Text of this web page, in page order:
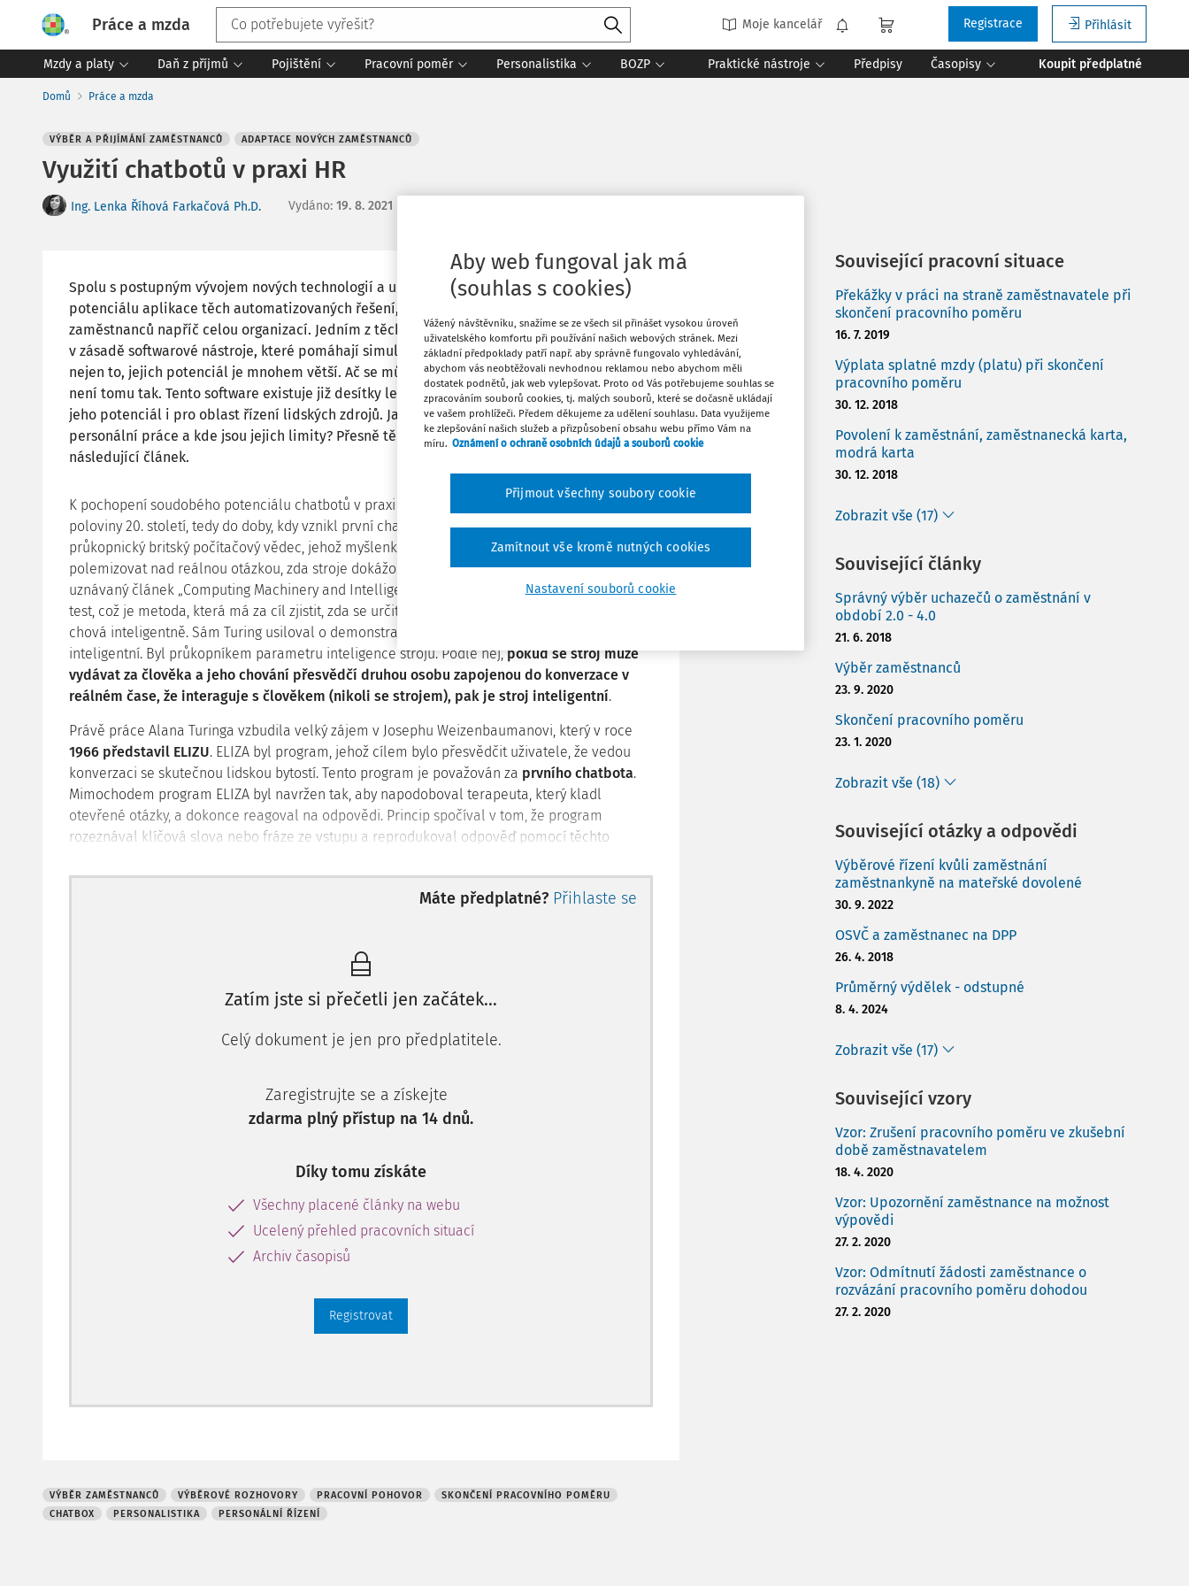
Práce a mzda Moje kancelář Přihlásit
Registrace
Mzdy a platy Daň z příjmů Pojištění Pracovní poměr Personalistika BOZP Praktické nástroje Předpisy Časopisy Koupit předplatné
Domů Práce a mzda
VÝBĚR A PŘIJÍMÁNÍ ZAMĚSTNANCŮ ADAPTACE NOVÝCH ZAMĚSTNANCŮ
Využití chatbotů v praxi HR
Ing. Lenka Říhová Farkačová Ph.D. Vydáno: 19. 8. 2021
Spolu s postupným vývojem nových technologií a umělé inteligence dochází k růstu
potenciálu aplikace těch automatizovaných řešení, která mohou ulehčit každodenní práci
zaměstnanců napříč celou organizací. Jedním z těchto řešení jsou i chatboti. Chatboti jsou
v zásadě softwarové nástroje, které pomáhají simulovat lidskou konverzaci (chatování), ale
nejen to, jejich potenciál je mnohem větší. Ač se může zdát, že chatboti jsou novinkou,
není tomu tak. Tento software existuje již desítky let, ovšem až nyní je možné plně využít
jeho potenciál i pro oblast řízení lidských zdrojů. Jak konkrétně chatboty využít v rámci
personální práce a kde jsou jejich limity? Přesně těmito otázkami se bude zabývat
následující článek.
K pochopení soudobého potenciálu chatbotů v praxi HR je vhodné ohlédnout se zpátky do 2.
poloviny 20. století, tedy do doby, kdy vznikl první chatbot. Právě v tomto období Alan Turing,
průkopnický britský počítačový vědec, jehož myšlenky doslova předběhly svou dobu, začal
polemizovat nad reálnou otázkou, zda stroje dokážou myslet. V roce 1950 pak publikoval svůj
uznávaný článek „Computing Machinery and Intelligence“. Následně představil tzv. Turingův
test, což je metoda, která má za cíl zjistit, zda se určitý systém umělé inteligence opravdu
chová inteligentně. Sám Turing usiloval o demonstraci toho, že i stroje mohou myslet a jsou
inteligentní. Byl průkopníkem parametru inteligence strojů. Podle něj,pokud se stroj může
vydávat za člověka a jeho chování přesvědčí druhou osobu zapojenou do konverzace v
reálném čase, že interaguje s člověkem (nikoli se strojem), pak je stroj inteligentní.
Právě práce Alana Turinga vzbudila velký zájem v Josephu Weizenbaumanovi, který v roce
1966 představil ELIZU. ELIZA byl program, jehož cílem bylo přesvědčit uživatele, že vedou
konverzaci se skutečnou lidskou bytostí. Tento program je považován za prvního chatbota.
Mimochodem program ELIZA byl navržen tak, aby napodoboval terapeuta, který kladl
otevřené otázky, a dokonce reagoval na odpovědi. Princip spočíval v tom, že program
rozeznával klíčová slova nebo fráze ze vstupu a reprodukoval odpověď pomocí těchto
a interakce se skutečnou lidskou bytostí, ačkoli byl tento proces mechanizovaný.
Chatboti, kteří jsou využíváni v 21. století, se v mnohém podobají výše zmíněné ELIZE, tj.
poskytují konverzační zážitek napodobující konverzace se skutečnými lidmi. Podle definice
poradenské společnosti KPMG jsouchatboti nebo digitální asistenti
přirozeného jazyka a umělé inteligence může bot interpretovat záměr uživatele a
Právě výše uvedené vymezení také determinuje hlavní použití chatbotů v oblastech:
systémů pro technickou údržbu a poradenství zaměstnancům a zákazníkům,
organizace, ve fázi přípravy nových produktů či služeb.;
vyhledávání asistovaných informací atd.
Jedná se o všechny činnosti a procesy, kde by jednotné dotazy zaměstnanců nebo zákazníků
mohly získat standardizované automatizované odpovědi, aniž by bylo nutné zapojovat lidské
Máte předplatné? Přihlaste se
Zatím jste si přečetli jen začátek…
Celý dokument je jen pro předplatitele.
Zaregistrujte se a získejte
zdarma plný přístup na 14 dnů.
Díky tomu získáte
Všechny placené články na webu
Ucelený přehled pracovních situací
Archiv časopisů
Registrovat
VÝBĚR ZAMĚSTNANCŮ VÝBĚROVÉ ROZHOVORY PRACOVNÍ POHOVOR
SKONČENÍ PRACOVNÍHO POMĚRU
CHATBOX
PERSONALISTIKA PERSONÁLNÍ ŘÍZENÍ
Oblíbené
Sdílet
Související pracovní situace
Překážky v práci na straně zaměstnavatele při
skončení pracovního poměru
16. 7. 2019
Výplata splatné mzdy (platu) při skončení
pracovního poměru
30. 12. 2018
Povolení k zaměstnání, zaměstnanecká karta,
modrá karta
30. 12. 2018
Zobrazit vše (17)
Související články
Správný výběr uchazečů o zaměstnání v
období 2.0 - 4.0
21. 6. 2018
Výběr zaměstnanců
23. 9. 2020
Skončení pracovního poměru
23. 1. 2020
Zobrazit vše (18)
Související otázky a odpovědi
Výběrové řízení kvůli zaměstnání
zaměstnankyně na mateřské dovolené
30. 9. 2022
OSVČ a zaměstnanec na DPP
26. 4. 2018
Průměrný výdělek - odstupné
8. 4. 2024
Zobrazit vše (17)
Související vzory
Vzor: Zrušení pracovního poměru ve zkušební
době zaměstnavatelem
18. 4. 2020
Vzor: Upozornění zaměstnance na možnost
výpovědi
27. 2. 2020
Vzor: Odmítnutí žádosti zaměstnance o
rozvázání pracovního poměru dohodou
27. 2. 2020
Aby web fungoval jak má
(souhlas s cookies)
Vážený návštěvníku, snažíme se ze všech sil přinášet vysokou úroveň
uživatelského komfortu při používání našich webových stránek. Mezi
základní předpoklady patří např. aby správně fungovalo vyhledávání,
abychom vás neobtěžovali nevhodnou reklamou nebo abychom měli
dostatek podnětů, jak web vylepšovat. Proto od Vás potřebujeme souhlas se
zpracováním souborů cookies, tj. malých souborů, které se dočasně ukládají
ve vašem prohlížeči. Předem děkujeme za udělení souhlasu. Data využijeme
ke zlepšování našich služeb a přizpůsobení obsahu webu přímo Vám na
míru. Oznámení o ochraně osobních údajů a souborů cookie
Nastavení souborů cookie
Zamítnout vše kromě nutných cookies
Přijmout všechny soubory cookie